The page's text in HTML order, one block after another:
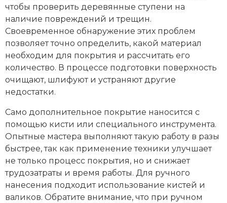
чтобы проверить деревянные ступени на
наличие повреждений и трещин.
Своевременное обнаружение этих проблем
позволяет точно определить, какой материал
необходим для покрытия и рассчитать его
количество. В процессе подготовки поверхность
очищают, шлифуют и устраняют другие
недостатки.
Само дополнительное покрытие наносится с
помощью кисти или специального инструмента.
Опытные мастера выполняют такую работу в разы
быстрее, так как применение техники улучшает
не только процесс покрытия, но и снижает
трудозатраты и время работы. Для ручного
нанесения подходит использование кистей и
валиков. Обратите внимание, что при ручном